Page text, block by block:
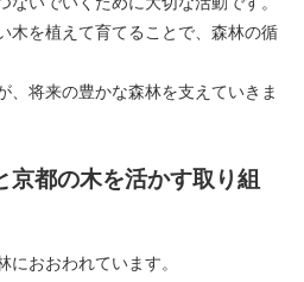
木を植えて育てることで、森林の循
、将来の豊かな森林を支えていきま
京都の木を活かす取り組
におおわれています。